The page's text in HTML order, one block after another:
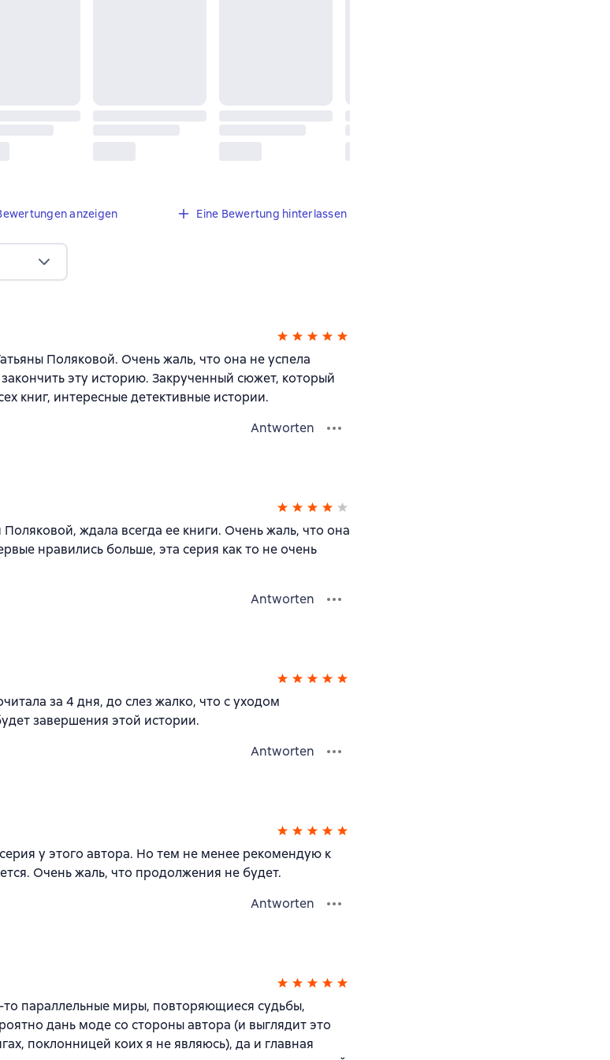
anzeigen Eine Bewertung hinterlassen
Поляковой. Очень жаль, что она не успела
эту историю. Закрученный сюжет, который
книг, интересные детективные истории.
Antworten
ждала всегда ее книги. Очень жаль, что она
нравились больше, эта серия как то не очень
Antworten
за 4 дня, до слез жалко, что с уходом
завершения этой истории.
Antworten
у этого автора. Но тем не менее рекомендую к
Очень жаль, что продолжения не будет.
Antworten
параллельные миры, повторяющиеся судьбы,
дань моде со стороны автора (и выглядит это
поклонницей коих я не являюсь), да и главная